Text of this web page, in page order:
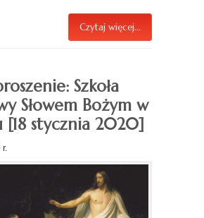
Czytaj więcej...
Szkoła
Słowem Bożym w
[18 stycznia 2020]
r.